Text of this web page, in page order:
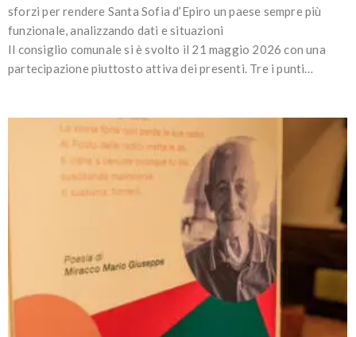
sforzi per rendere Santa Sofia d’Epiro un paese sempre più
funzionale, analizzando dati e situazioni
Il consiglio comunale si è svolto il 21 maggio 2026 con una
partecipazione piuttosto attiva dei presenti. Tre i punti…